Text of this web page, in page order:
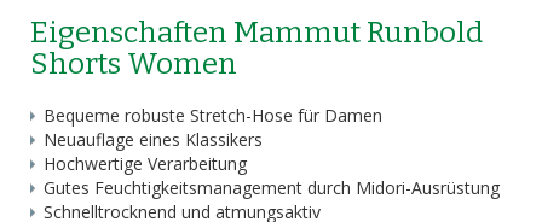
Eigenschaften Mammut Runbold
Shorts Women
Bequeme robuste Stretch-Hose für Damen
Neuauflage eines Klassikers
Hochwertige Verarbeitung
Gutes Feuchtigkeitsmanagement durch Midori-Ausrüstung
Schnelltrocknend und atmungsaktiv